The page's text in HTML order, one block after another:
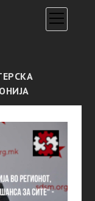
open
menu